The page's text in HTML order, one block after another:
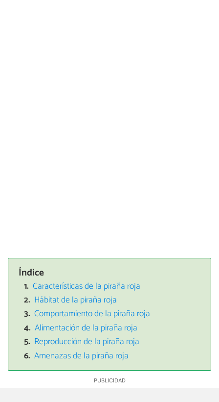
Índice
Características de la piraña roja
Hábitat de la piraña roja
Comportamiento de la piraña roja
Alimentación de la piraña roja
Reproducción de la piraña roja
Amenazas de la piraña roja